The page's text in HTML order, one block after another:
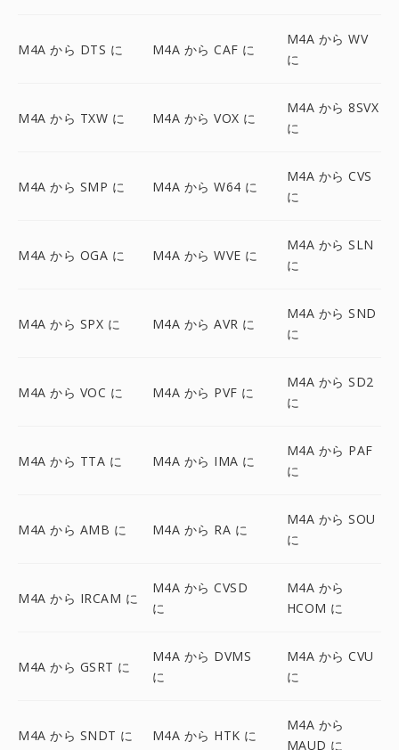
M4A から DTS に M4A から CAF に
M4A から WV
に
M4A から TXW に M4A から VOX に
M4A から 8SVX
に
M4A から SMP に M4A から W64 に
M4A から CVS
に
M4A から OGA に M4A から WVE に
M4A から SLN
に
M4A から SPX に M4A から AVR に
M4A から SND
に
M4A から VOC に M4A から PVF に
M4A から SD2
に
M4A から TTA に M4A から IMA に
M4A から PAF
に
M4A から AMB に M4A から RA に
M4A から SOU
に
M4A から IRCAM に
M4A から CVSD
に
M4A から
HCOM に
M4A から GSRT に
M4A から DVMS
に
M4A から CVU
に
M4A から SNDT に M4A から HTK に
M4A から
MAUD に